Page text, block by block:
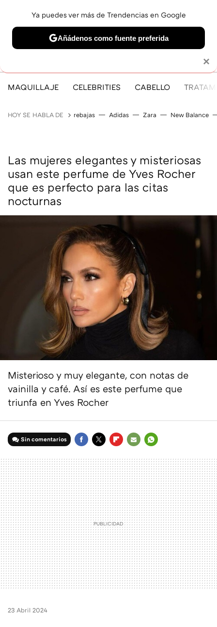
MAQUILLAJE CELEBRITIES CABELLO
HOY SE HABLA DE rebajas Adidas Zara New Balance
Las mujeres elegantes y misteriosas
usan este perfume de Yves Rocher
que es perfecto para las citas
nocturnas
Misterioso y muy elegante, con notas de
vainilla y café. Así es este perfume que
triunfa en Yves Rocher
Sin comentarios
MAIL
23 Abril 2024
×
Ya puedes ver más de Trendencias en Google
Añádenos como fuente preferida